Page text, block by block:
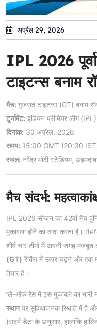
अप्रैल 29, 2026
IPL 2026
टाइटन्स बनाम
मैच: गुजरात टाइटन्स (GT) बनाम
टूर्नामेंट: इंडियन प्रीमियर लीग
दिनांक: 30 अप्रैल, 2026
समय: 15:00 GMT (20:30
स्थल: नरेंद्र मोदी स्टेडियम,
मैच संदर्भ:
IPL 2026 सीजन का 42वां मैच
मुकाबला होने का वादा करता है।
शीर्ष चार टीमों में अपनी जगह
(GT) रैंकिंग में ऊपर चढ़ने और एक
तैयार हैं।
प्ले-ऑफ रेस में इस मुकाबले का
स्थानपर सुविधाजनक स्थिति में है
(संदर्भ डेटा के अनुसार, हालांकि